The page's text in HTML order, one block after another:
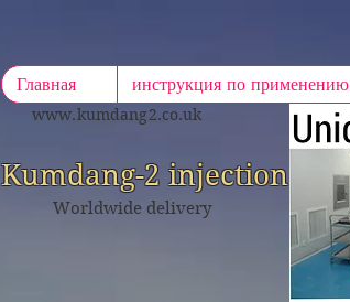
Главная инструкция по применению
www.kumdang2.co.uk
Kumdang-2 injection
Worldwide delivery